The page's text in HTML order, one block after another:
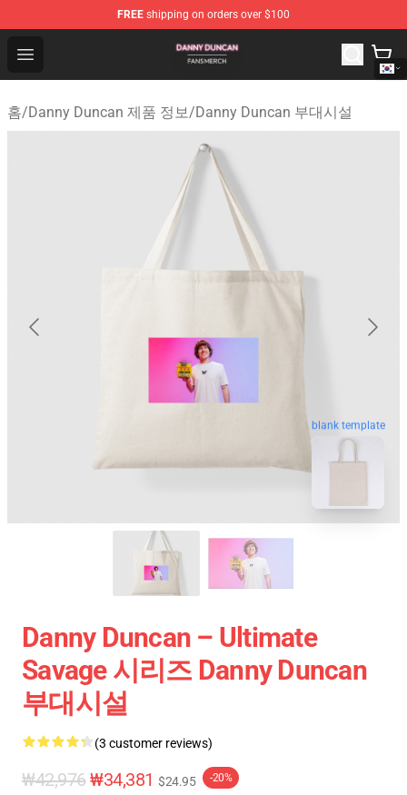
FREE shipping on orders over $100
Open menu
Danny Duncan Shop - Official Danny Duncan
홈/Danny Duncan 제품 정보/Danny Duncan 부대시설
blank template
Danny Duncan – Ultimate
Savage 시리즈 Danny Duncan
부대시설
(3 customer reviews)
₩42,976₩34,381 $24.95 -20%